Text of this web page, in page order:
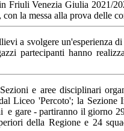
Friuli Venezia Giulia 2021/
la messa alla prova delle
a svolgere un'esperienza
partecipanti hanno
e aree disciplinari
Liceo 'Percoto'; la Sezione
gare - partiranno il giorno
della Regione e 24